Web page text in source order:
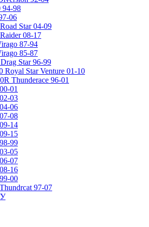
94-98
06
Star 04-09
08-17
87-94
85-87
Star 96-99
Royal Star Venture 01-10
Thunderace 96-01
01
03
06
08
14
15
99
05
07
16
00
97-07